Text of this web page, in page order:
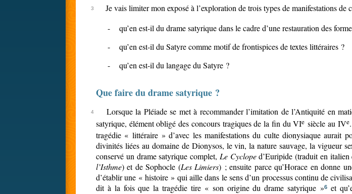
Je vais limiter mon exposé à l’exploration de trois types de manifestations de
-
qu’en est-il du drame satyrique dans le cadre d’une restauration des
-
qu’en est-il du Satyre comme motif de frontispices de textes littéraires ?
-
qu’en est-il du langage du Satyre ?
Que faire du drame satyrique ?
Lorsque la Pléiade se met à recommander l’imitation de l’Antiquité en
satyrique, élément obligé des concours tragiques de la fin du VIe siècle au IVe
tragédie « littéraire » d’avec les manifestations du culte dionysiaque aurait
divinités liées au domaine de Dionysos, le vin, la nature sauvage, la vigueur
conservé un drame satyrique complet, Le Cycloped’Euripide (traduit en italien
l’Isthme) et de Sophocle (Les Limiers) ; ensuite parce qu’Horace en donne
d’établir une « histoire » qui aille dans le sens d’un processus continu de
dit à la fois que la tragédie tire « son origine du drame satyrique »6 et